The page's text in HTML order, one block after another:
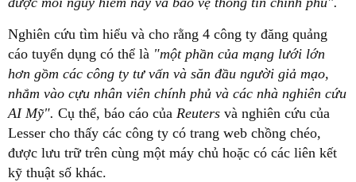
Nghiên cứu tìm hiểu và cho rằng 4 công ty đăng quảng
cáo tuyển dụng có thể là "một phần của mạng lưới lớn
hơn gồm các công ty tư vấn và săn đầu người giả mạo,
nhắm vào cựu nhân viên chính phủ và các nhà nghiên cứu
AI Mỹ". Cụ thể, báo cáo của Reuters và nghiên cứu của
Lesser cho thấy các công ty có trang web chồng chéo,
được lưu trữ trên cùng một máy chủ hoặc có các liên kết
kỹ thuật số khác.